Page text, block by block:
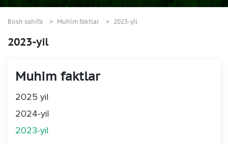
Bosh sahifa Muhim faktlar 2023-yil
2023-yil
Muhim faktlar
2025 yil
2024-yil
2023-yil